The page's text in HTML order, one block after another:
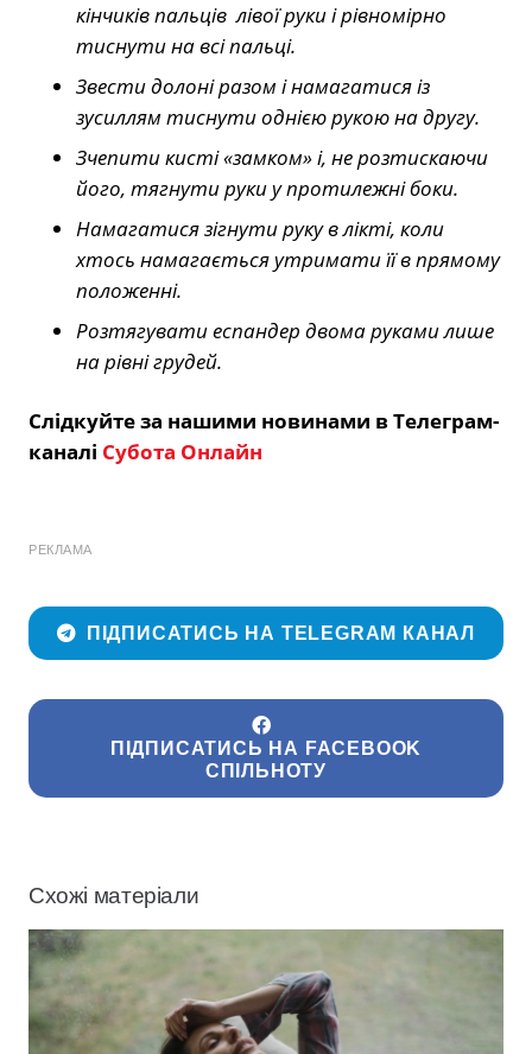
кінчиків пальців лівої руки і рівномірно
тиснути на всі пальці.
Звести долоні разом і намагатися із
зусиллям тиснути однією рукою на другу.
Зчепити кисті «замком» і, не розтискаючи
його, тягнути руки у протилежні боки.
Намагатися зігнути руку в лікті, коли
хтось намагається утримати її в прямому
положенні.
Розтягувати еспандер двома руками лише
на рівні грудей.
Слідкуйте за нашими новинами в Телеграм-
каналі Субота Онлайн
РЕКЛАМА
ПІДПИСАТИСЬ НА TELEGRAM КАНАЛ
ПІДПИСАТИСЬ НА FACEBOOK
СПІЛЬНОТУ
Схожі матеріали